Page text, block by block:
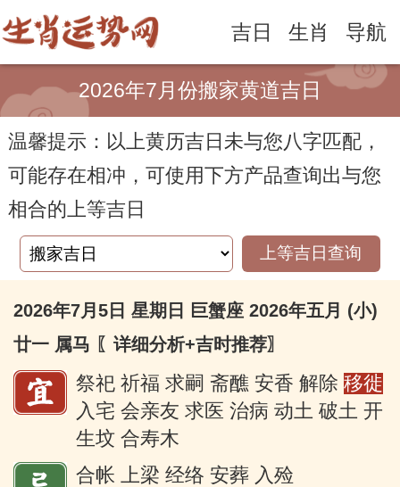
吉日 生肖 导航
2026年7月份搬家黄道吉日
温馨提示：以上黄历吉日未与您八字匹配，
可能存在相冲，可使用下方产品查询出与您
相合的上等吉日
上等吉日查询
2026年7月5日 星期日 巨蟹座 2026年五月 (小)
廿一 属马 〖详细分析+吉时推荐〗
祭祀 祈福 求嗣 斋醮 安香 解除 移徙
入宅 会亲友 求医 治病 动土 破土 开
生坟 合寿木
合帐 上梁 经络 安葬 入殓